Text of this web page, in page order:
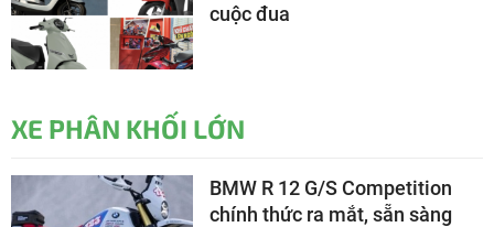
cuộc đua
XE PHÂN KHỐI LỚN
BMW R 12 G/S Competition
chính thức ra mắt, sẵn sàng